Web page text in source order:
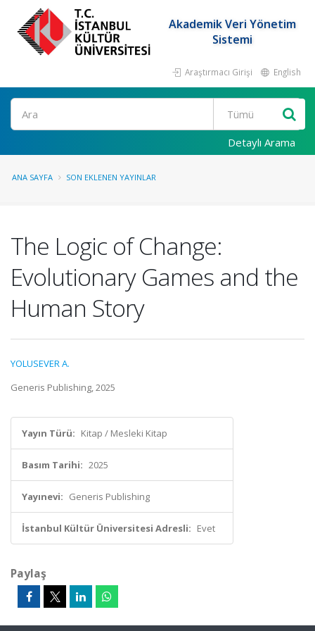
Akademik Veri Yönetim
Sistemi
Araştırmacı Girişi English
Ara
Detaylı Arama
ANA SAYFA SON EKLENEN YAYINLAR
The Logic of Change:
Evolutionary Games and the
Human Story
YOLUSEVER A.
Generis Publishing, 2025
Yayın Türü: Kitap / Mesleki Kitap
Basım Tarihi: 2025
Yayınevi: Generis Publishing
İstanbul Kültür Üniversitesi Adresli: Evet
Paylaş